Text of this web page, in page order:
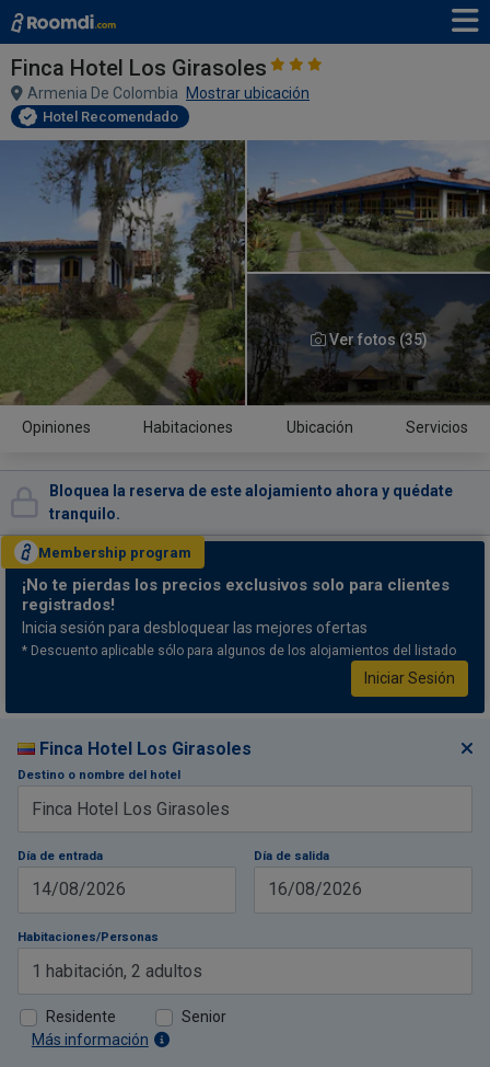
Finca Hotel Los Girasoles
Armenia De Colombia Mostrar ubicación
Hotel Recomendado
Ver fotos (35)
Opiniones Habitaciones Ubicación Servicios
Bloquea la reserva de este alojamiento ahora y quédate
tranquilo.
Membership program
¡No te pierdas los precios exclusivos solo para clientes
registrados!
Inicia sesión para desbloquear las mejores ofertas
* Descuento aplicable sólo para algunos de los alojamientos del listado
Iniciar Sesión
Finca Hotel Los Girasoles
Destino o nombre del hotel
Día de entrada
14/08/2026
Día de salida
16/08/2026
Habitaciones/Personas
1 habitación, 2 adultos
Residente
Senior
Más información